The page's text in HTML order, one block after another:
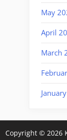
May
April
March
Copyright © 2026